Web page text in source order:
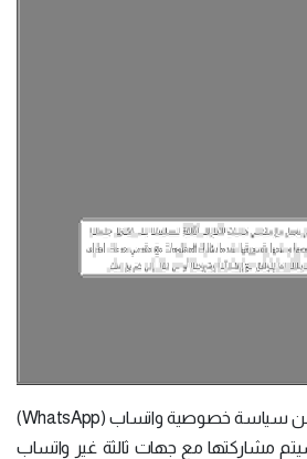
الصورة السابقة مأخوذة من سياسة خصوصية واتساب (WhatsApp)
مشاركتها مع جهات ثالثة غير واتساب